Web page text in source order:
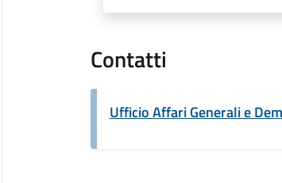
Contatti
Ufficio Affari Generali e